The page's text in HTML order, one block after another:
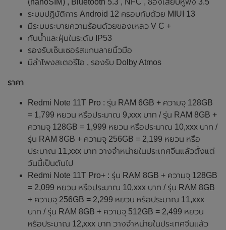
ระบบปฏิบัติการ Android 12 ครอบทับด้วย MIUI 13
มีระบบระบายความร้อนด้วยของเหลว V C +
กันน้ำและฝุ่นในระดับ IP53
รองรับเซ็นเซอร์สแกนลายนิ้วมือ
มีลำโพงสเตอรีโอ , รองรับ Dolby Atmos
ราคา
Redmi Note 11T Pro : รุ่น RAM 6GB + ความจุ 128GB
= 1,799 หยวน หรือประมาณ 9,xxx บาท / รุ่น RAM 8GB +
ความจุ 128GB = 1,999 หยวน หรือประมาณ 10,xxx บาท /
รุ่น RAM 8GB + ความจุ 256GB = 2,199 หยวน หรือ
ประมาณ 11,xxx บาท วางจำหน่ายในประเทศจีนแล้วตั้งแต่
วันนี้เป็นต้นไป
Redmi Note 11T Pro+ : รุ่น RAM 8GB + ความจุ 128GB
= 2,099 หยวน หรือประมาณ 10,xxx บาท / รุ่น RAM 8GB
+ ความจุ 256GB = 2,299 หยวน หรือประมาณ 11,xxx
บาท / รุ่น RAM 8GB + ความจุ 512GB = 2,499 หยวน
หรือประมาณ 12,xxx บาท วางจำหน่ายในประเทศจีนแล้ว